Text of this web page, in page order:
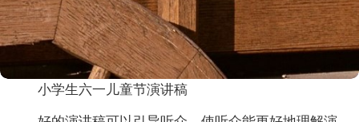
小学生六一儿童节演讲稿